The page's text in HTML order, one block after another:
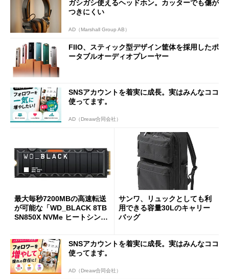
ガシガシ使えるヘッドホン。カッターでも傷が
つきにくい
AD（Marshall Group AB）
FIIO、スティック型デザイン筐体を採用したポ
ータブルオーディオプレーヤー
SNSアカウントを着実に成長。実はみんなココ
使ってます。
AD（Dreaw合同会社）
最大毎秒7200MBの高速転送
が可能な「WD_BLACK 8TB
SN850X NVMe ヒートシンク
サンワ、リュックとしても利
用できる容量30Lのキャリー
バッグ
SNSアカウントを着実に成長。実はみんなココ
使ってます。
AD（Dreaw合同会社）